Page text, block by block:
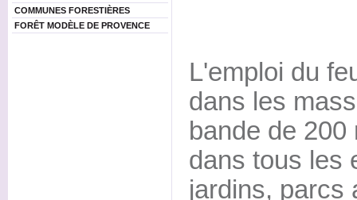
COMMUNES FORESTIÈRES
FORÊT MODÈLE DE PROVENCE
L'emploi du
dans les
bande de
dans tous les
jardins, parcs